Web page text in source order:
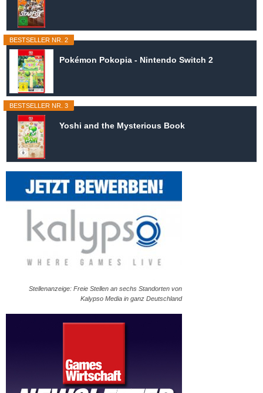
BESTSELLER NR. 2
Pokémon Pokopia - Nintendo Switch 2
BESTSELLER NR. 3
Yoshi and the Mysterious Book
Stellenanzeige: Freie Stellen an sechs Standorten von
Kalypso Media in ganz Deutschland